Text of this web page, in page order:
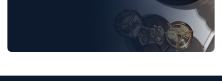
Luật Bảo Hiểm Xã Hội